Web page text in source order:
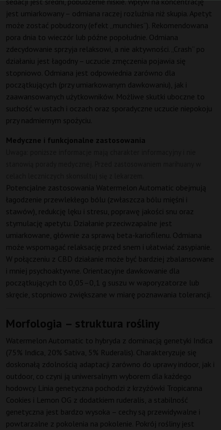
jest umiarkowany – odmiana raczej rozluźnia niż skupia. Apetyt
może zostać pobudzony (efekt „munchies”). Rekomendowana
pora dnia to wieczór lub późne popołudnie. Odmiana
zdecydowanie sprzyja relaksowi, a nie aktywności. „Crash” po
działaniu jest łagodny – uczucie zmęczenia pojawia się
stopniowo. Odmiana jest odpowiednia zarówno dla
początkujących (przy umiarkowanym dawkowaniu), jak i
zaawansowanych użytkowników. Możliwe skutki uboczne to
suchość w ustach i oczach oraz sporadyczne uczucie niepokoju
przy nadmiernym spożyciu.
Medyczne i funkcjonalne zastosowania
Potencjalne zastosowania Watermelon Automatic obejmują
łagodzenie przewlekłego bólu (zwłaszcza bólu mięśni i
stawów), redukcję lęku i stresu, poprawę jakości snu oraz
stymulację apetytu. Działanie przeciwzapalne jest
umiarkowane, głównie za sprawą beta-kariofilenu. Odmiana
może wspomagać relaksację przed snem i ułatwiać zasypianie.
W połączeniu z CBD działanie może być bardziej zbalansowane
i mniej psychoaktywne. Orientacyjne dawkowanie dla
początkujących to 0,05–0,1 g suszu w waporyzatorze lub
skręcie, stopniowo zwiększane w miarę poznawania tolerancji.
Morfologia – struktura rośliny
Watermelon Automatic to hybryda z dominacją genetyki Indica
(75% Indica, 20% Sativa, 5% Ruderalis). Charakteryzuje się
doskonałą zdolnością adaptacji zarówno do uprawy indoor, jak i
outdoor, co czyni ją uniwersalnym wyborem dla każdego
hodowcy. Linia genetyczna pochodzi z krzyżówki Tropicanna
Cookies i Lemon OG z dodatkiem ruderalis, a stabilność
genetyczna jest bardzo wysoka – cechy są przewidywalne i
powtarzalne z pokolenia na pokolenie. Pokrój rośliny jest